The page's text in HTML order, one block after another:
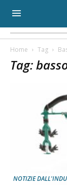
Home Tag
Tag:
NOTIZIE